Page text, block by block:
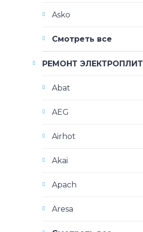
Asko
Смотреть все
РЕМОНТ ЭЛЕКТРОПЛИТ
Abat
AEG
Airhot
Akai
Apach
Aresa